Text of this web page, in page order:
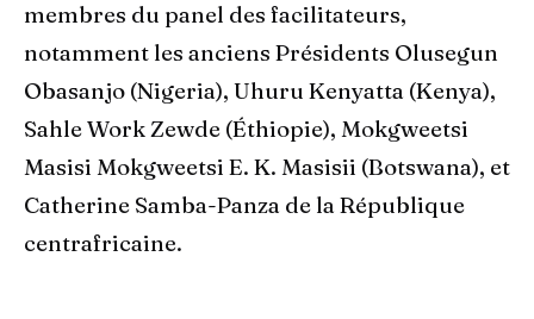
membres du panel des facilitateurs,
notamment les anciens Présidents Olusegun
Obasanjo (Nigeria), Uhuru Kenyatta (Kenya),
Sahle Work Zewde (Éthiopie), Mokgweetsi
Masisi Mokgweetsi E. K. Masisii (Botswana), et
Catherine Samba-Panza de la République
centrafricaine.